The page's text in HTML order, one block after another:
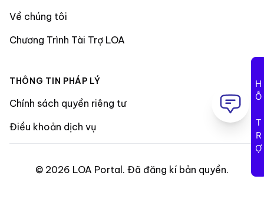
Về chúng tôi
Chương Trình Tài Trợ LOA
THÔNG TIN PHÁP LÝ
Chính sách quyền riêng tư
Điều khoản dịch vụ
© 2026 LOA Portal . Đã đăng kí bản quyền.
HỖ TRỢ